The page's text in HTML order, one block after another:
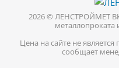
2026 © ЛЕНСТРОЙМЕТ
металлопроката
Цена на сайте не
сообщает